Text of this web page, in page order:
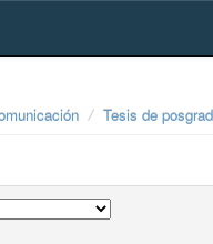
Tesis de